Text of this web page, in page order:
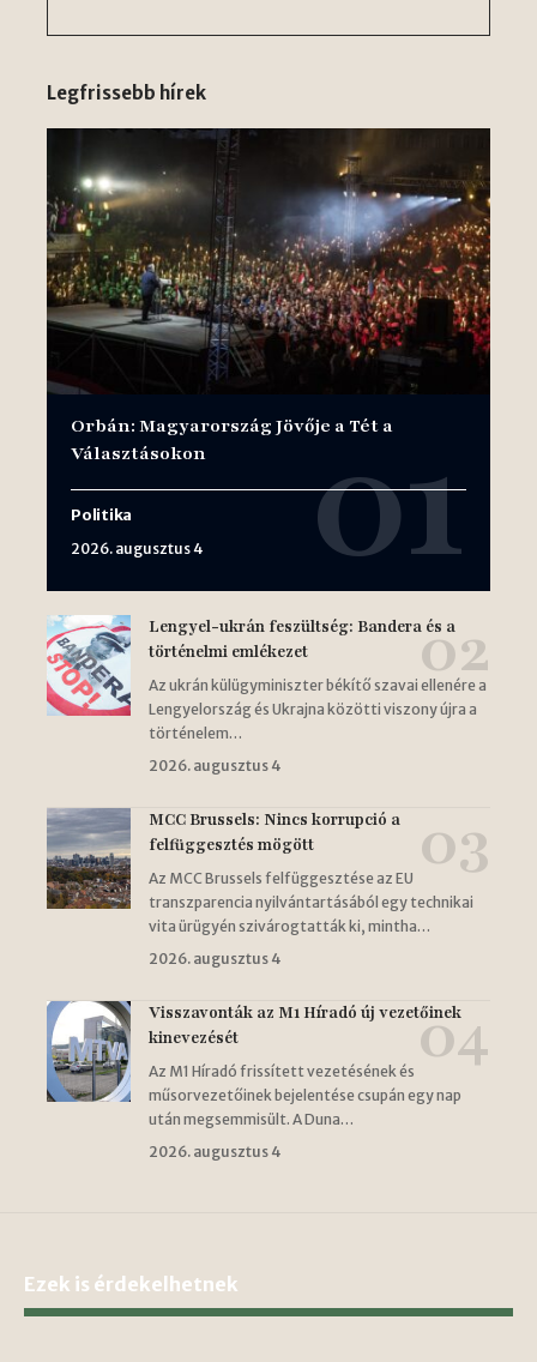
Legfrissebb hírek
Orbán: Magyarország Jövője a Tét a
Választásokon
Politika
2026. augusztus 4
Lengyel-ukrán feszültség: Bandera és a
történelmi emlékezet
Az ukrán külügyminiszter békítő szavai ellenére a
Lengyelország és Ukrajna közötti viszony újra a
történelem…
2026. augusztus 4
MCC Brussels: Nincs korrupció a
felfüggesztés mögött
Az MCC Brussels felfüggesztése az EU
transzparencia nyilvántartásából egy technikai
vita ürügyén szivárogtatták ki, mintha…
2026. augusztus 4
Visszavonták az M1 Híradó új vezetőinek
kinevezését
Az M1 Híradó frissített vezetésének és
műsorvezetőinek bejelentése csupán egy nap
után megsemmisült. A Duna…
2026. augusztus 4
Ezek is érdekelhetnek